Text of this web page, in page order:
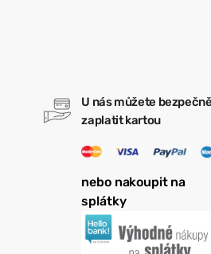
U nás můžete bezpečně
zaplatit kartou
nebo nakoupit na
splátky